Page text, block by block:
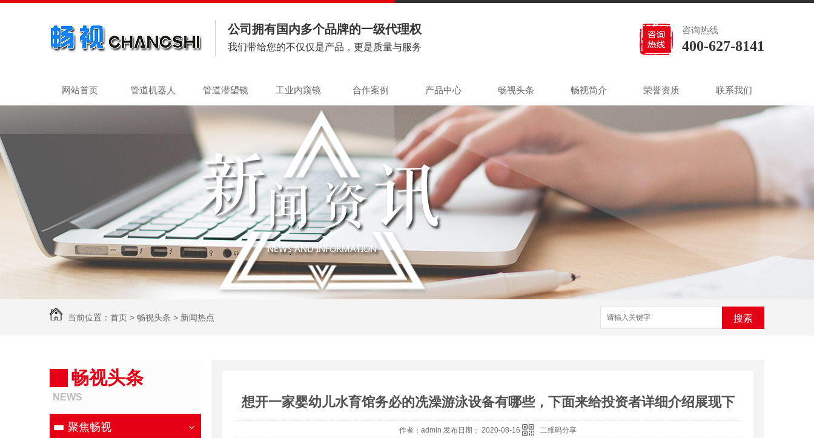
公司拥有国内多个品牌的一级代理权
我们带给您的不仅仅是产品，更是质量与服务
咨询热线
400-627-8141
网站首页 管道机器人 管道潜望镜 工业内窥镜 合作案例 产品中心 畅视头条 畅视简介 荣誉资质 联系我们
当前位置： 首页 > 畅视头条 > 新闻热点 搜索
畅视头条
NEWS
聚焦畅视
想开一家婴幼儿水育馆务必的冼澡游泳设备有哪些，下面来给投资者详细介绍展现下
作者：admin 发布日期： 2020-08-16 二维码分享